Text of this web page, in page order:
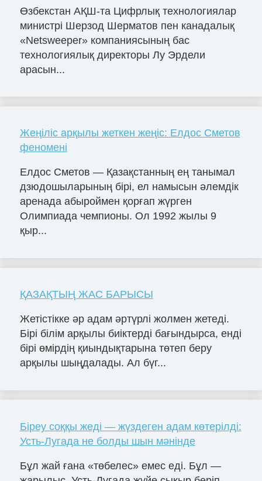
Өзбекстан АҚШ-та Цифрлық технологиялар
министрі Шерзод Шерматов пен канадалық
«Netsweeper» компаниясының бас
технологиялық директоры Лу Эрдели
арасын...
Жеңіліс арқылы жеткен жеңіс: Елдос Сметов
феномені
Елдос Сметов — Қазақстанның ең танымал
дзюдошыларының бірі, ел намысын әлемдік
аренада абыроймен қорғап жүрген
Олимпиада чемпионы. Ол 1992 жылы 9
қыр...
ҚАЗАҚТЫҢ ЖАС БАРЫСЫ
Жетістікке әр адам әртүрлі жолмен жетеді.
Бірі білім арқылы биіктерді бағындырса, енді
бірі өмірдің қиындықтарына төтеп беру
арқылы шыңдалады. Ал бүг...
Біреу соққы жеді — жүздеген адам көтерілді:
Усть-Лугада не болды шын мәнінде
Бұл жай ғана «төбелес» емес еді. Бұл —